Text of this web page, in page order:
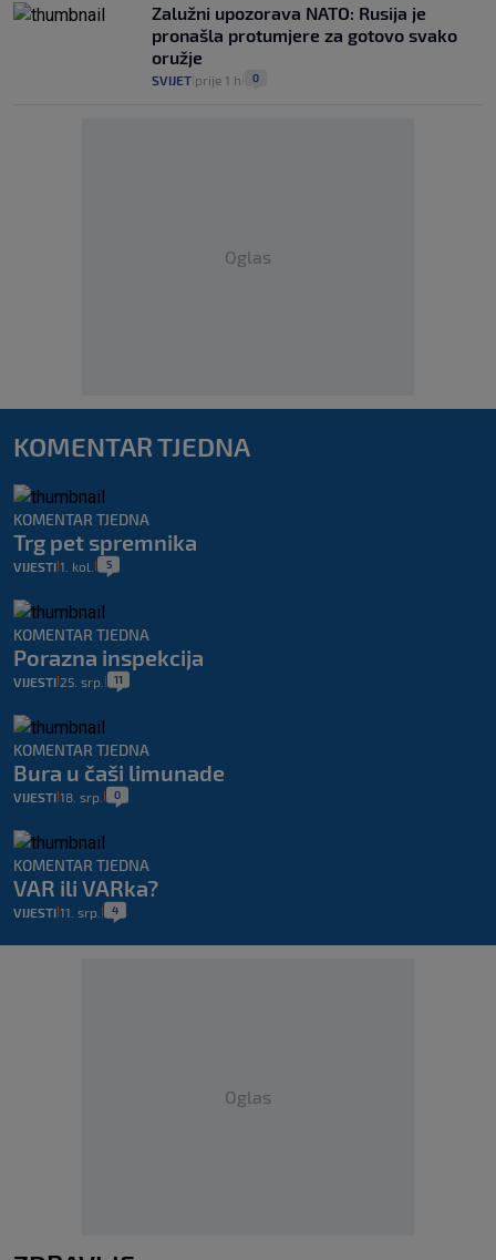
Zalužni upozorava NATO: Rusija je
pronašla protumjere za gotovo svako
oružje
SVIJET prije 1 h 0
Oglas
KOMENTAR TJEDNA
KOMENTAR TJEDNA
Trg pet spremnika
VIJESTI 1. kol. 5
KOMENTAR TJEDNA
Porazna inspekcija
VIJESTI 25. srp. 11
KOMENTAR TJEDNA
Bura u čaši limunade
VIJESTI 18. srp. 0
KOMENTAR TJEDNA
VAR ili VARka?
VIJESTI 11. srp. 4
Oglas